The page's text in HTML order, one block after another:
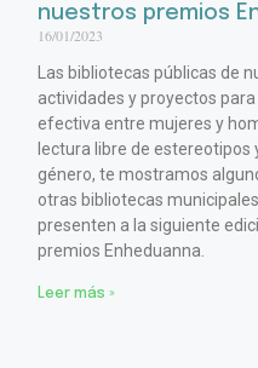
nuestros premios
16/01/2023
Las bibliotecas públicas de
actividades y proyectos
efectiva entre mujeres y
lectura libre de estereotipos
género, te mostramos
otras bibliotecas
presenten a la siguiente
premios Enheduanna.
Leer más »